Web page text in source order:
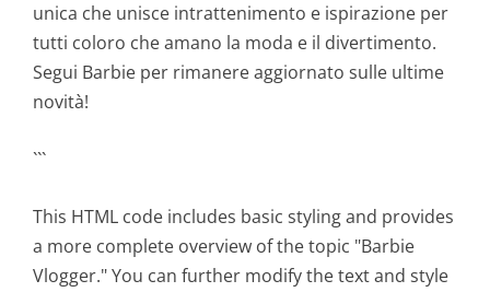
unica che unisce intrattenimento e ispirazione per
tutti coloro che amano la moda e il divertimento.
Segui Barbie per rimanere aggiornato sulle ultime
novità!
```
This HTML code includes basic styling and provides
a more complete overview of the topic "Barbie
Vlogger." You can further modify the text and style